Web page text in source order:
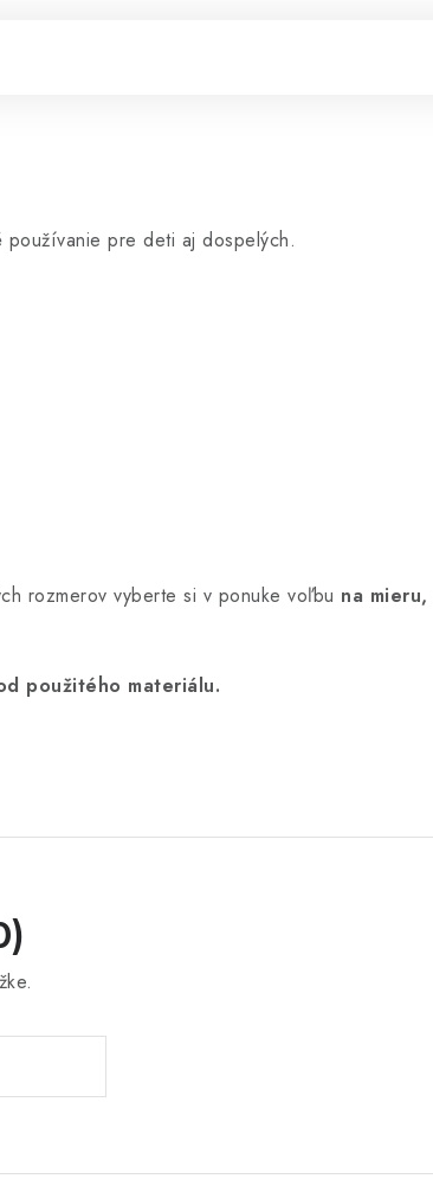
používanie pre deti aj dospelých.
rozmerov vyberte si v ponuke voľbu na mieru,
použitého materiálu.